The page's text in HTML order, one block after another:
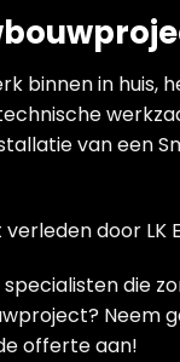
binnen in huis,
van een
door LK
die
Neem
offerte aan!